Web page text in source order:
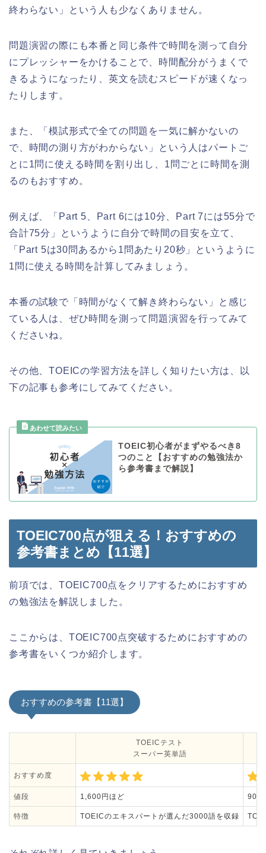
終わらない」という人も少なくありません。
問題演習の際にも本番と同じ条件で時間を測って自分
にプレッシャーをかけることで、時間配分がうまくで
きるようになったり、英文を読むスピードが速くなっ
たりします。
また、「模試形式で全ての問題を一気に解かないの
で、時間の測り方がわからない」という人はパートご
とに1問に使える時間を割り出し、1問ごとに時間を測
るのもおすすめ。
例えば、「Part 5、Part 6には10分、Part 7には55分で
合計75分」というように自分で時間の目安を立て、
「Part 5は30問あるから1問あたり20秒」というように
1問に使える時間を計算してみましょう。
本番の試験で「時間がなくて解き終わらない」と感じ
ている人は、ぜひ時間を測って問題演習を行ってみて
くださいね。
その他、TOEICの学習方法を詳しく知りたい方は、以
下の記事も参考にしてみてください。
TOEIC初心者がまずやるべき8
つのこと【おすすめの勉強法か
ら参考書まで解説】
TOEIC700点が狙える！おすすめの
参考書まとめ【11選】
前項では、TOEIC700点をクリアするためにおすすめ
の勉強法を解説しました。
ここからは、TOEIC700点突破するためにおすすめの
参考書をいくつか紹介します。
おすすめの参考書【11選】
TOEICテスト
スーパー英単語
おすすめ度
値段 1,600円ほど 900
特徴 TOEICのエキスパートが選んだ3000語を収録